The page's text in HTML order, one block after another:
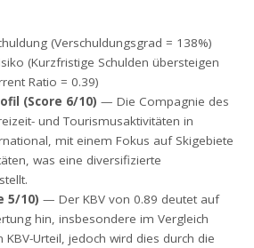
(Verschuldungsgrad = 138%)
(Kurzfristige Schulden übersteigen
Ratio = 0.39)
(Score 6/10) — Die Compagnie des
und Tourismusaktivitäten in
mit einem Fokus auf Skigebiete
was eine diversifizierte
5/10) — Der KBV von 0.89 deutet auf
hin, insbesondere im Vergleich
Urteil, jedoch wird dies durch die